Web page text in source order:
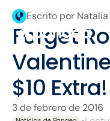
Escrito por
Forget
$10 Extra!
3 de febrero de 2016